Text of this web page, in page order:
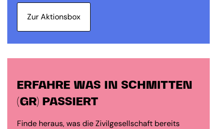
Zur Aktionsbox
ERFAHRE WAS IN SCHMITTEN
(GR) PASSIERT
Finde heraus, was die Zivilgesellschaft bereits